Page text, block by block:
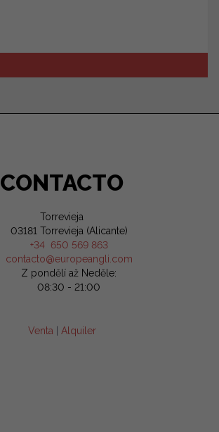
CONTACTO
Torrevieja
03181 Torrevieja (Alicante)
+34 650 569 863
contacto@europeangli.com
Z pondělí až Neděle:
08:30 - 21:00
Venta Alquiler